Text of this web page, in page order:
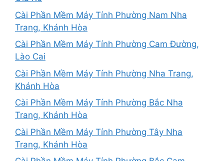
Cài Phần Mềm Máy Tính Phường Nam Nha
Trang, Khánh Hòa
Cài Phần Mềm Máy Tính Phường Cam Đường,
Lào Cai
Cài Phần Mềm Máy Tính Phường Nha Trang,
Khánh Hòa
Cài Phần Mềm Máy Tính Phường Bắc Nha
Trang, Khánh Hòa
Cài Phần Mềm Máy Tính Phường Tây Nha
Trang, Khánh Hòa